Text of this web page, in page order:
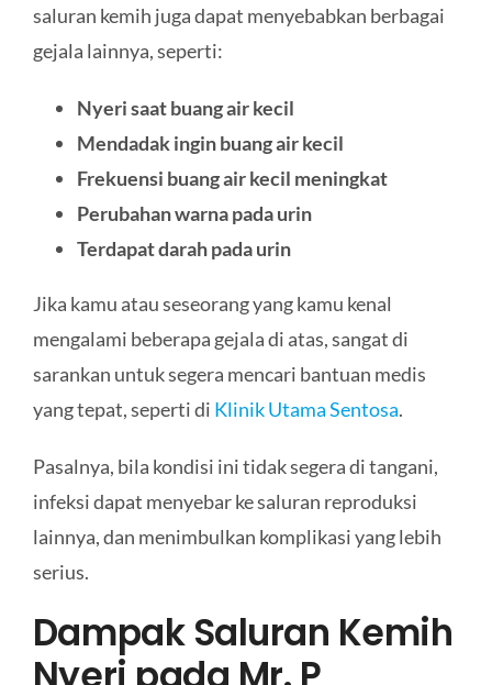
saluran kemih juga dapat menyebabkan berbagai
gejala lainnya, seperti:
Nyeri saat buang air kecil
Mendadak ingin buang air kecil
Frekuensi buang air kecil meningkat
Perubahan warna pada urin
Terdapat darah pada urin
Jika kamu atau seseorang yang kamu kenal
mengalami beberapa gejala di atas, sangat di
sarankan untuk segera mencari bantuan medis
yang tepat, seperti di Klinik Utama Sentosa.
Pasalnya, bila kondisi ini tidak segera di tangani,
infeksi dapat menyebar ke saluran reproduksi
lainnya, dan menimbulkan komplikasi yang lebih
serius.
Dampak Saluran Kemih